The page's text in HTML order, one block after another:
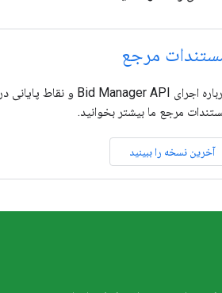
مرجع
درباره اجرای Bid Manager API و نقاط پایانی در
مرجع ما بیشتر بخوانید.
آخرین نسخه را ببینید